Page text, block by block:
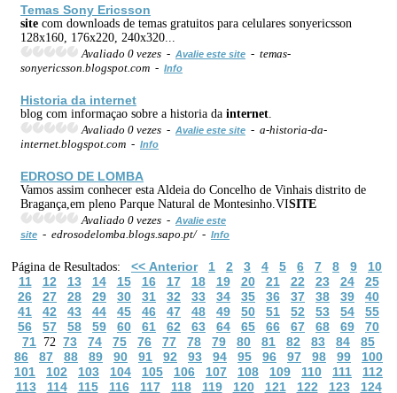
Temas Sony Ericsson
site com downloads de temas gratuitos para celulares sonyericsson
128x160, 176x220, 240x320...
Avaliado 0 vezes - Avalie este site - temas-
sonyericsson.blogspot.com - Info
Historia da internet
blog com informaçao sobre a historia da internet
Avaliado 0 vezes - Avalie este site - a-historia-da-
internet.blogspot.com - Info
EDROSO DE LOMBA
Vamos assim conhecer esta Aldeia do Concelho de Vinhais distrito de
Bragança,em pleno Parque Natural de Montesinho.VISITE
Avaliado 0 vezes - Avalie este
site - edrosodelomba.blogs.sapo.pt/ - Info
Página de Resultados: << Anterior 1 2 3 4 5 6 7 8 9
10
11
12 13 14 15 16 17 18 19 20 21 22 23 24
25
26
27 28 29 30 31 32 33 34 35 36 37 38 39
40
41
42 43 44 45 46 47 48 49 50 51 52 53 54
55
56
57 58 59 60 61 62 63 64 65 66 67 68 69
70
71 72 73 74 75 76 77 78 79 80 81 82 83 84
85
86
87 88 89 90 91 92 93 94 95 96 97 98 99
100
101
102 103 104 105 106 107 108 109 110 111
112
113
114 115 116 117 118 119 120 121 122 123
124